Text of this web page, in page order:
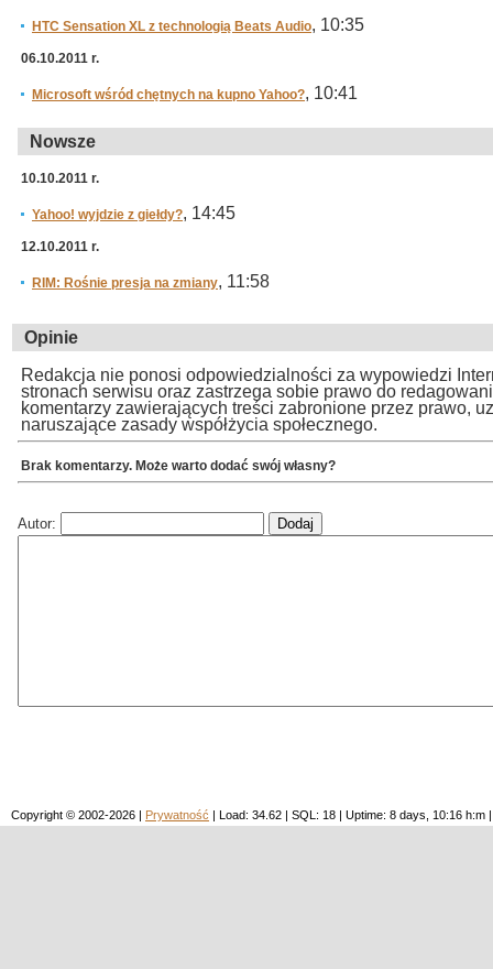
HTC Sensation XL z technologią Beats Audio, 10:35
06.10.2011 r.
Microsoft wśród chętnych na kupno Yahoo?, 10:41
Nowsze
10.10.2011 r.
Yahoo! wyjdzie z giełdy?, 14:45
12.10.2011 r.
RIM: Rośnie presja na zmiany, 11:58
Opinie
Redakcja nie ponosi odpowiedzialności za wypowiedzi
stronach serwisu oraz zastrzega sobie prawo do
komentarzy zawierających treści zabronione przez prawo,
naruszające zasady współżycia społecznego.
Brak komentarzy. Może warto dodać swój własny?
Autor:
Copyright © 2002-2026 | Prywatność | Load: 34.62 | SQL: 18 | Uptime: 8 days, 10:16